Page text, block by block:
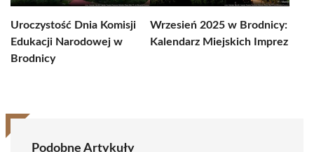
Uroczystość Dnia Komisji
Edukacji Narodowej w
Brodnicy
Wrzesień 2025 w Brodnicy:
Kalendarz Miejskich Imprez
Podobne Artykuły